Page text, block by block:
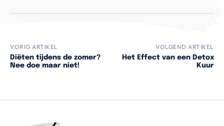
VORIG ARTIKEL
Diëten tijdens de zomer?
Nee doe maar niet!
VOLGEND ARTIKEL
Het Effect van een Detox
Kuur